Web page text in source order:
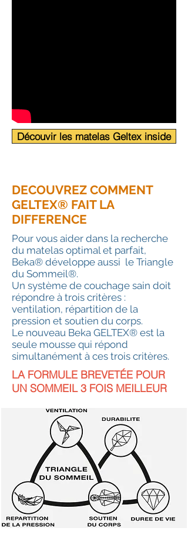
Découvir les matelas Geltex inside
DECOUVREZ COMMENT
GELTEX® FAIT LA
DIFFERENCE
Pour vous aider dans la recherche
du matelas optimal et parfait,
Beka® développe aussi le Triangle
du Sommeil®.
Un système de couchage sain doit
répondre à trois critères :
ventilation, répartition de la
pression et soutien du corps.
Le nouveau Beka GELTEX® est la
seule mousse qui répond
simultanément à ces trois critères.
LA FORMULE BREVETÉE POUR
UN SOMMEIL 3 FOIS MEILLEUR